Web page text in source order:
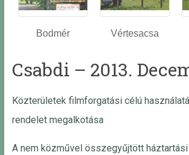
Bodmér Vértesacsa
Csabdi – 2013.
Közterületek filmforgatási célú
rendelet megalkotása
A nem közművel összegyűjtött